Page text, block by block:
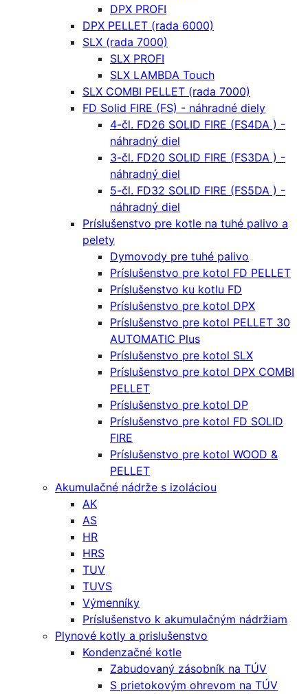
DPX PROFI
DPX PELLET (rada 6000)
SLX (rada 7000)
SLX PROFI
SLX LAMBDA Touch
SLX COMBI PELLET (rada 7000)
FD Solid FIRE (FS) - náhradné diely
4-čl. FD26 SOLID FIRE (FS4DA ) -
náhradný diel
3-čl. FD20 SOLID FIRE (FS3DA ) -
náhradný diel
5-čl. FD32 SOLID FIRE (FS5DA ) -
náhradný diel
Príslušenstvo pre kotle na tuhé palivo a
pelety
Dymovody pre tuhé palivo
Príslušenstvo pre kotol FD PELLET
Príslušenstvo ku kotlu FD
Príslušenstvo pre kotol DPX
Príslušenstvo pre kotol PELLET 30
AUTOMATIC Plus
Príslušenstvo pre kotol SLX
Príslušenstvo pre kotol DPX COMBI
PELLET
Príslušenstvo pre kotol DP
Príslušenstvo pre kotol FD SOLID
FIRE
Príslušenstvo pre kotol WOOD &
PELLET
Akumulačné nádrže s izoláciou
AK
AS
HR
HRS
TUV
TUVS
Výmenníky
Príslušenstvo k akumulačným nádržiam
Plynové kotly a prislušenstvo
Kondenzačné kotle
Zabudovaný zásobník na TÚV
S prietokovým ohrevom na TÚV